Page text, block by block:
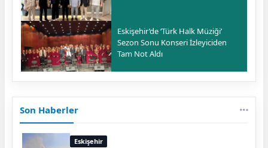
Eskişehir’de ‘Türk Halk Müziği’
Sezon Sonu Konseri İzleyiciden
Tam Not Aldı
Son Haberler
Eskişehir